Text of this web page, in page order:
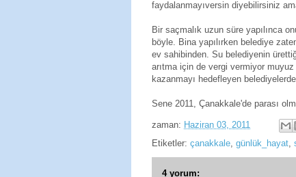
faydalanmayıversin diyebilirsiniz
Bir saçmalık uzun süre yapılınca
böyle. Bina yapılırken belediye
ev sahibinden. Su belediyenin
arıtma için de vergi vermiyor
kazanmayı hedefleyen
Sene 2011, Çanakkale'de parası
zaman: Haziran 03, 2011
Etiketler: çanakkale, günlük_hayat,
4 yorum: